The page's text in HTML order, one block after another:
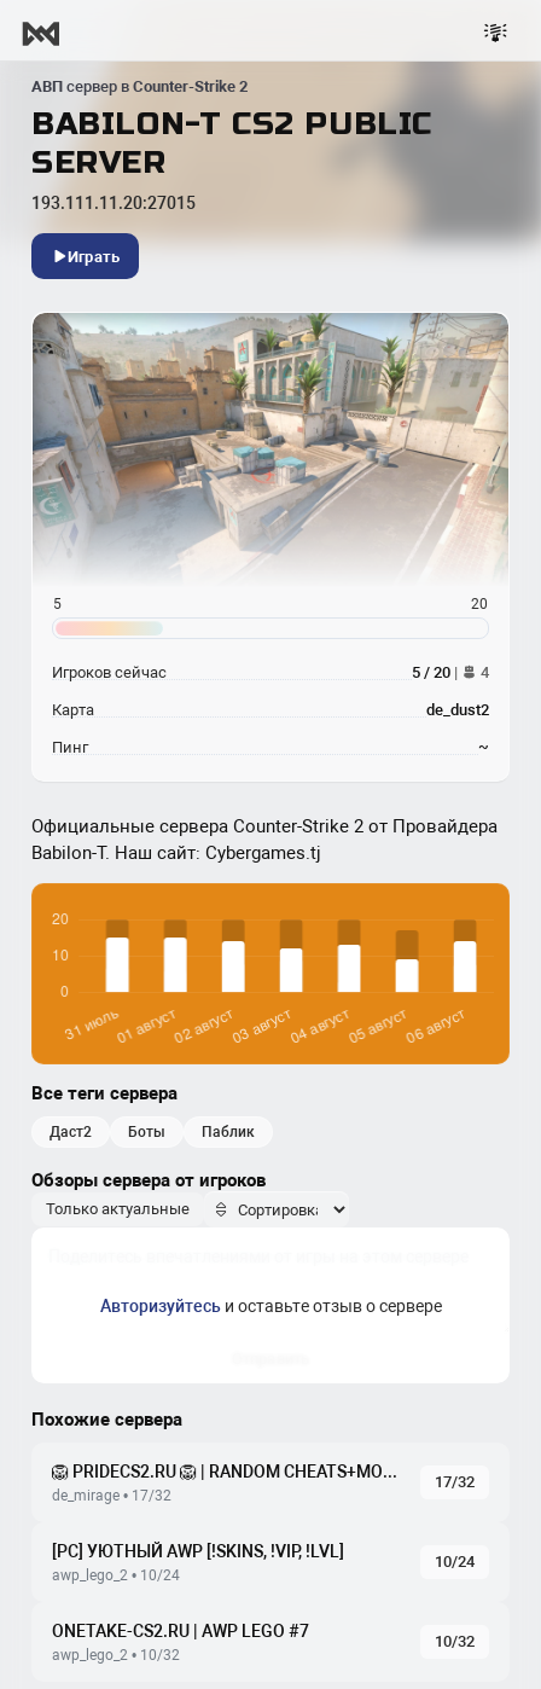
АВП сервер в Counter-Strike 2
BABILON-T CS2 PUBLIC
SERVER
193.111.11.20:27015
Играть
Официальные сервера Counter-Strike 2 от Провайдера
Babilon-T. Наш сайт: Cybergames.tj
Все теги сервера
даст2 боты паблик
Обзоры сервера от игроков
Только актуальные
Авторизуйтесьи оставьте отзыв о сервере
Похожие сервера
🦁 PRIDECS2.RU 🦁 | RANDOM CHEATS+MODELS #1 🔪 БЕСПЛ
de_mirage • 17/32
17/32
[РС] УЮТНЫЙ AWP [!SKINS, !VIP, !LVL]
awp_lego_2 • 10/24
10/24
ONETAKE-CS2.RU | AWP LEGO #7
awp_lego_2 • 10/32
10/32
5 20
Игроков сейчас 5 / 20 | 4
Карта de_dust2
Пинг ~